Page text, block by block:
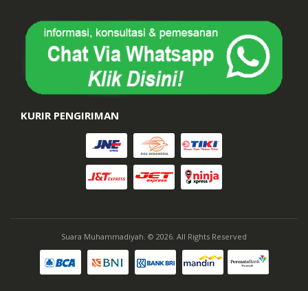
KURIR PENGIRIMAN
Suara Muhammadiyah. © 2026. All Rights Reserved